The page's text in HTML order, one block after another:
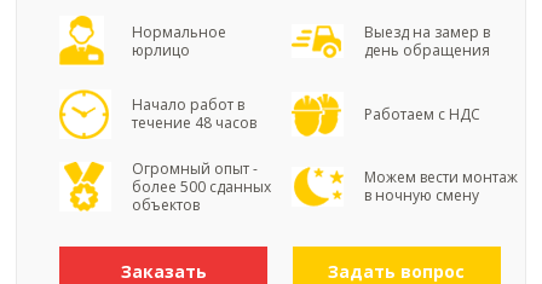
Нормальное
юрлицо
Выезд на замер в
день обращения
Начало работ в
течение 48 часов
Работаем с НДС
Огромный опыт -
более 500 сданных
объектов
Можем вести монтаж
в ночную смену
Заказать Задать вопрос